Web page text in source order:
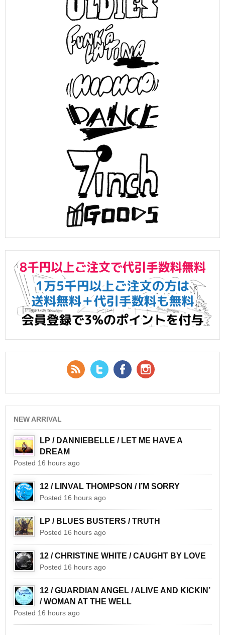
RSS Feed
Twitter Facebook
NEW ARRIVAL
LP / DANNIEBELLE / LET ME HAVE A
DREAM
Posted 16 hours ago
12 / LINVAL THOMPSON / I’M SORRY
Posted 16 hours ago
LP / BLUES BUSTERS / TRUTH
Posted 16 hours ago
12 / CHRISTINE WHITE / CAUGHT BY LOVE
Posted 16 hours ago
12 / GUARDIAN ANGEL / ALIVE AND KICKIN’
/ WOMAN AT THE WELL
Posted 16 hours ago